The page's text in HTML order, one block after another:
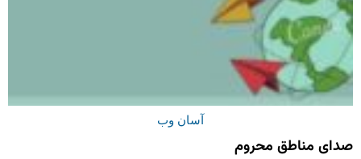
آسان وب
صدای مناطق محروم